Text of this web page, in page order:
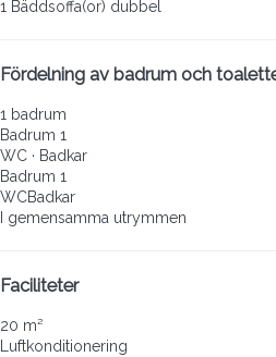
1 Bäddsoffa(or) dubbel
Fördelning av badrum och
1 badrum
Badrum 1
WC · Badkar
Badrum 1
WCBadkar
I gemensamma utrymmen
Faciliteter
20 m²
Luftkonditionering